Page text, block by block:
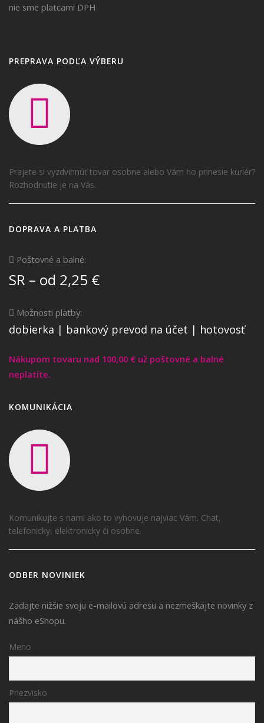
nie sme platcami DPH
PREPRAVA PODĽA VÝBERU
Prajete si vyzdvihnúť tovar osobne alebo Vám ho prinesie kuriér?
Rozhodnutie je na Vás.
DOPRAVA A PLATBA
Poštovné a balné:
SR – od 2,25 €
Možnosti platby:
dobierka | bankový prevod na účet | hotovosť
Nákupom tovaru nad 100,00 € už poštovné a balné
neplatíte.
KOMUNIKÁCIA
Komunikujte s nami ako to vyhovuje najviac Vám. Chat,
telefonicky, elektronicky či osobne.
ODBER NOVINIEK
Zadajte nižšie svoju e-mailovú adresu a nezmeškajte novinky z
nášho eShopu.
Meno
Priezvisko